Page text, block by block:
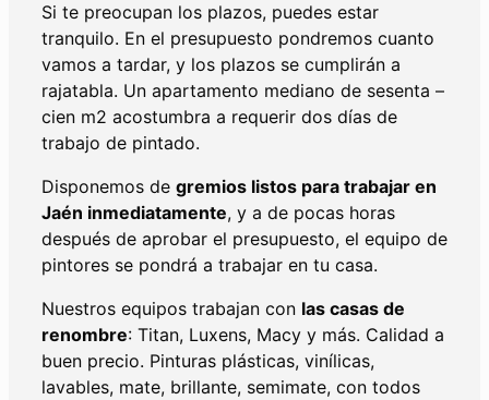
Si te preocupan los plazos, puedes estar
tranquilo. En el presupuesto pondremos cuanto
vamos a tardar, y los plazos se cumplirán a
rajatabla. Un apartamento mediano de sesenta –
cien m2 acostumbra a requerir dos días de
trabajo de pintado.
Disponemos de gremios listos para trabajar en
Jaén inmediatamente, y a de pocas horas
después de aprobar el presupuesto, el equipo de
pintores se pondrá a trabajar en tu casa.
Nuestros equipos trabajan con las casas de
renombre: Titan, Luxens, Macy y más. Calidad a
buen precio. Pinturas plásticas, vinílicas,
lavables, mate, brillante, semimate, con todos